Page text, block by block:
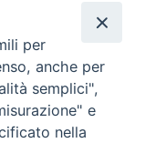
per
anche per
semplici",
e
nella